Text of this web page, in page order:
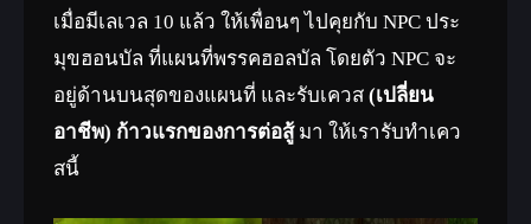
เมื่อมีเลเวล 10 แล้ว ให้เพื่อนๆ ไปคุยกับ NPC ประ
มุขฮอนบัล ที่แผนที่พรรคฮอลบัล โดยตัว NPC จะ
อยู่ด้านบนสุดของแผนที่ และรับเควส (เปลี่ยน
อาชีพ) ก้าวแรกของการต่อสู้ มา ให้เรารับทำเคว
สนี้